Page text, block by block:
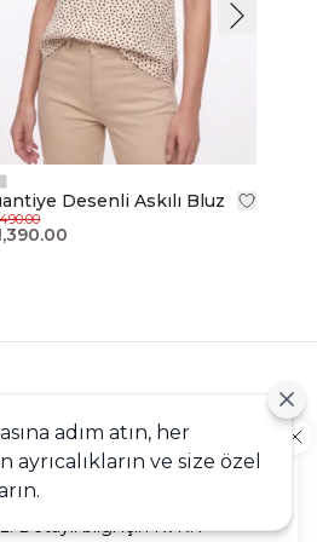
sunabilmek adına sitemizde
Detaylı bilgi için KVKK
Desenli Askılı Bluz
adım atın, her
ve size özel